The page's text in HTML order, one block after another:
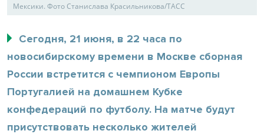
Мексики. Фото Станислава Красильникова/ТАСС
Сегодня, 21 июня, в 22 часа по
новосибирскому времени в Москве сборная
России встретится с чемпионом Европы
Португалией на домашнем Кубке
конфедераций по футболу. На матче будут
присутствовать несколько жителей